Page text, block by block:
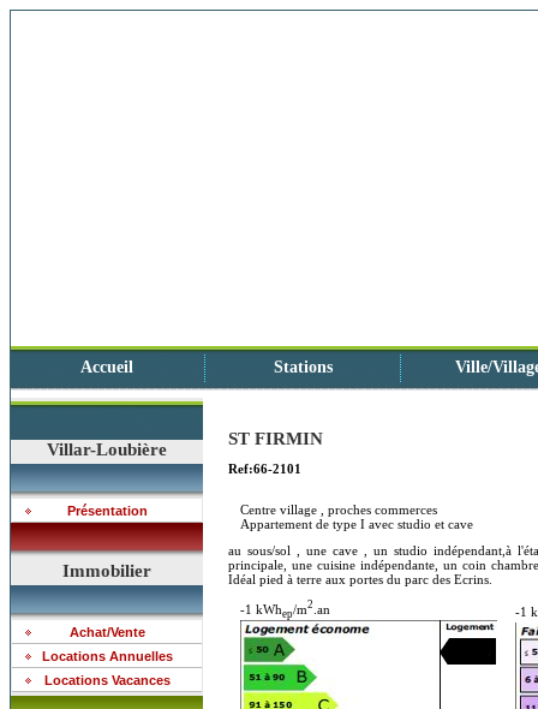
Accueil Stations Ville/
Villar-Loubière
Présentation
Immobilier
Achat/Vente
Locations Annuelles
Locations Vacances
ST FIRMIN
Ref:66-2101
Centre village , proches commerces
Appartement de type I avec studio et cave
au sous/sol , une cave , un studio indépendant,à
principale, une cuisine indépendante, un coin
Idéal pied à terre aux portes du parc des Ecrins.
-1 kWhep/m2 .an -1